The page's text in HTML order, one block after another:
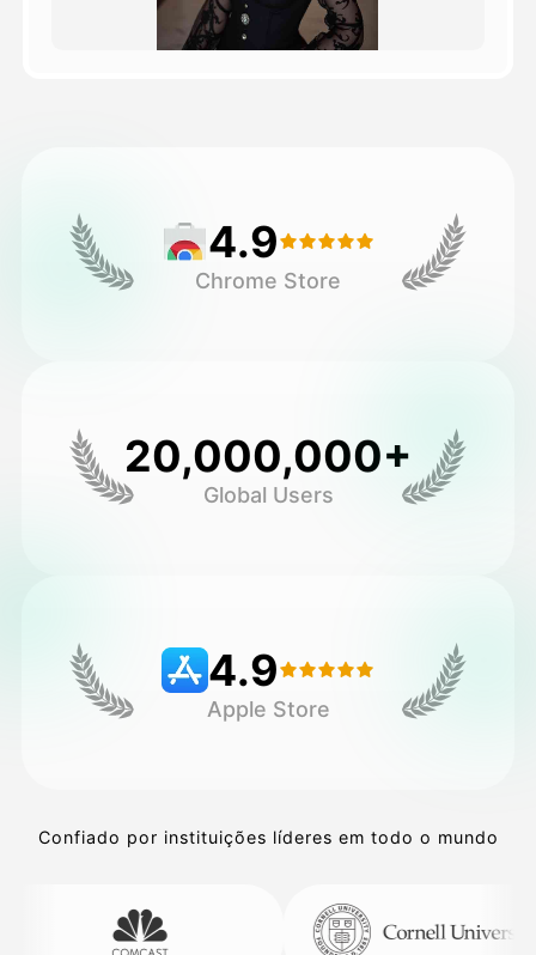
4.9
Chrome Store
20,000,000+
Global Users
4.9
Apple Store
Confiado por instituições líderes em todo o mundo